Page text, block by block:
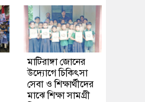
মাটিরাঙ্গা জোনের
উদ্যোগে চিকিৎসা
সেবা ও শিক্ষার্থীদের
মাঝে শিক্ষা সামগ্রী